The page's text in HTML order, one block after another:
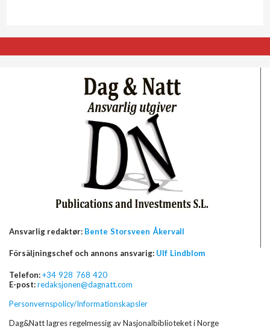
Ansvarlig redaktør: Bente Storsveen Åkervall
Försäljningschef och annons ansvarig: Ulf Lindblom
Telefon:+34 928 768 420
E-post:redaksjonen@dagnatt.com
Personvernspolicy/Informationskapsler
Dag&Natt lagres regelmessig av Nasjonalbiblioteket i Norge